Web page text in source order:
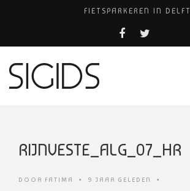
FIETSPARKEREN IN DELFT
FIETS KWIJT IN TILBURG?
USED PRODUCTS LEIDEN
RIJNVESTE_ALG_07_HR
DOOR FATIMA • 9 JAAR GELEDEN •